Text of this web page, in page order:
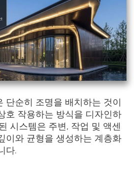
단순히 조명을 배치하는 것이
호 작용하는 방식을 디자인하
시스템은 주변, 작업 및 액센
이와 균형을 생성하는 계층화
다.